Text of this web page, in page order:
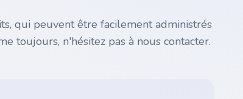
qui peuvent être facilement administrés
toujours, n'hésitez pas à nous contacter.